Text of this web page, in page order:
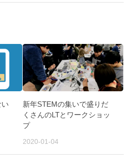
い
新年STEMの集いで盛りだ
くさんのLTとワークショッ
プ
2020-01-04